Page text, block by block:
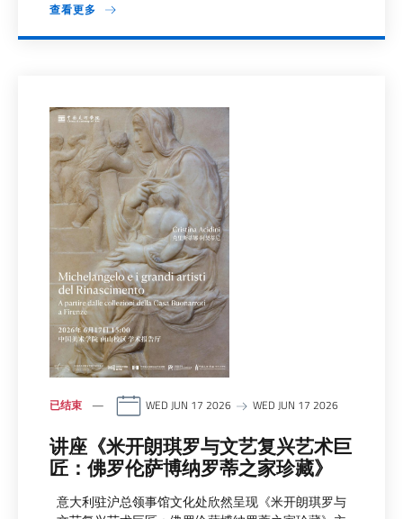
查看更多
已结束 WED JUN 17 2026 WED JUN 17 2026
讲座《米开朗琪罗与文艺复兴艺术巨
匠：佛罗伦萨博纳罗蒂之家珍藏》
意大利驻沪总领事馆文化处欣然呈现《米开朗琪罗与